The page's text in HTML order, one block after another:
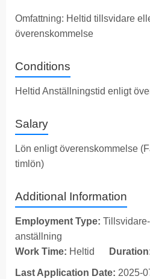
Omfattning: Heltid tillsvidare
överenskommelse
Conditions
Heltid Anställningstid enligt
Salary
Lön enligt överenskommelse
timlön)
Additional Information
Employment Type:
anställning
Work Time: Heltid
Last Application Date: 2025-